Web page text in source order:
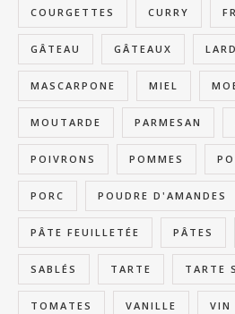
COURGETTES CURRY
GÂTEAU GÂTEAUX
MASCARPONE MIEL
MOUTARDE PARMESAN
POIVRONS POMMES
PORC POUDRE D'AMANDES
PÂTE FEUILLETÉE PÂTES
SABLÉS TARTE TARTE
TOMATES VANILLE VIN